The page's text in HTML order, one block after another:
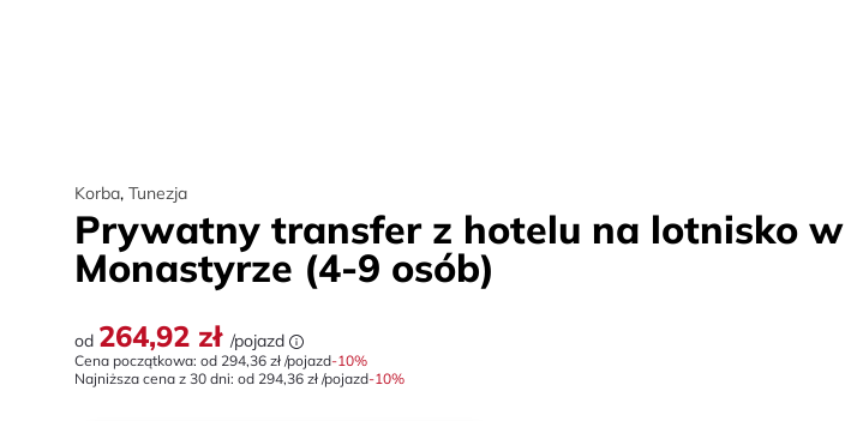
Korba, Tunezja
Prywatny transfer z hotelu na lotnisko w
Monastyrze (4-9 osób)
od 264,92 zł /pojazd
Cena początkowa: od 294,36 zł /pojazd-10%
Najniższa cena z 30 dni: od 294,36 zł /pojazd-10%